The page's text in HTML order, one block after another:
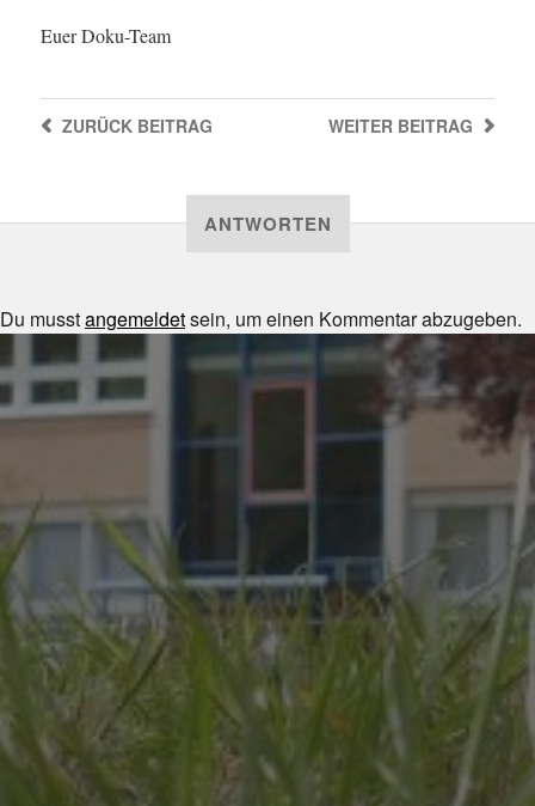
Euer Doku-Team
WEITER BEITRAG
ZURÜCKBEITRAG
ANTWORTEN
Du musstangemeldetsein, um einen Kommentar abzugeben.
JULI 8, 2026
UNSER SCHUL-/SPORTFEST
2026